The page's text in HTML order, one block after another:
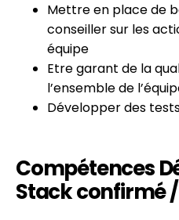
Mettre en place de
conseiller sur les
équipe
Etre garant de la
l’ensemble de
Développer des
Compétences
Stack confirmé